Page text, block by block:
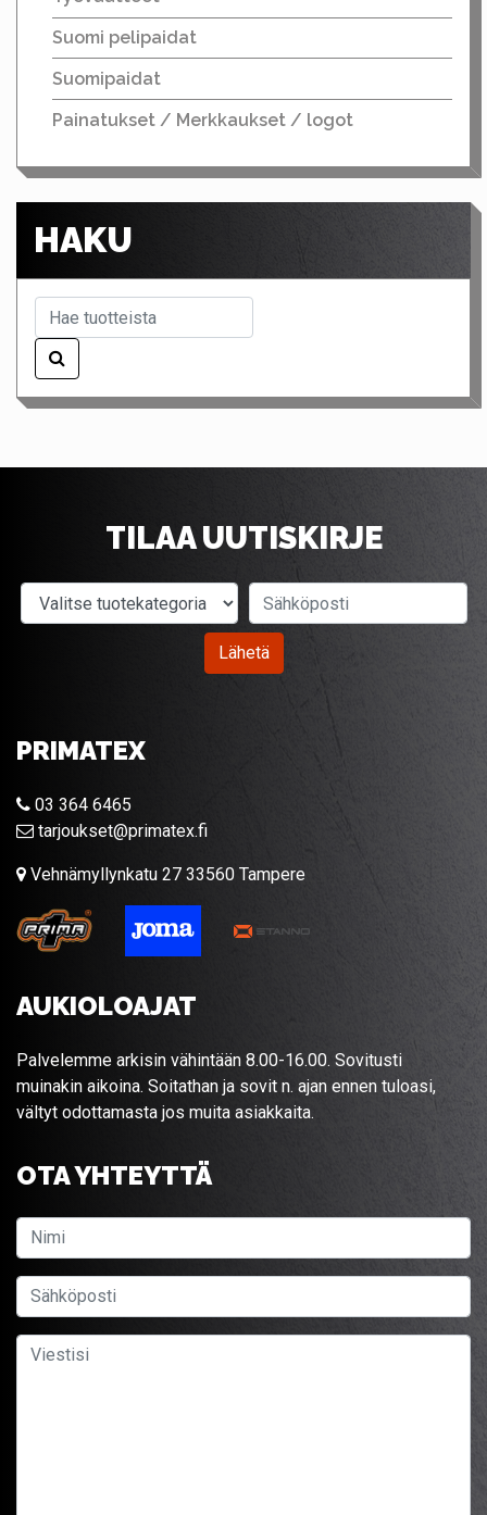
Suomi pelipaidat
Suomipaidat
Painatukset / Merkkaukset / logot
HAKU
TILAA UUTISKIRJE
Valitse tuotekategoria
Lähetä
PRIMATEX
03 364 6465
tarjoukset@primatex.fi
Vehnämyllynkatu 27 33560 Tampere
AUKIOLOAJAT
Palvelemme arkisin vähintään 8.00-16.00. Sovitusti
muinakin aikoina. Soitathan ja sovit n. ajan ennen tuloasi,
vältyt odottamasta jos muita asiakkaita.
OTA YHTEYTTÄ